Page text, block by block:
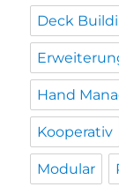
Deck
Hand
Kooperativ
Modular